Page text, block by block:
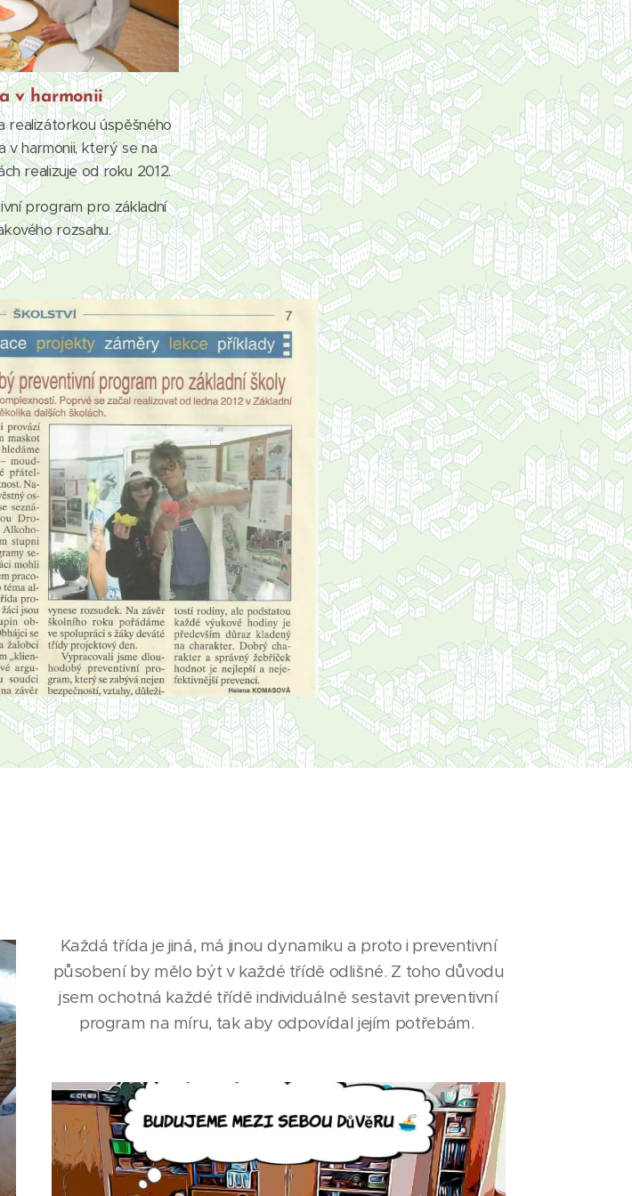
v harmonii
realizátorkou úspěšného
v harmonii, který se na
realizuje od roku 2012.
program pro základní
rozsahu.
Každá třída je jiná, má jinou dynamiku a proto i preventivní
působení by mělo být v každé třídě odlišné. Z toho důvodu
jsem ochotná každé třídě individuálně sestavit preventivní
program na míru, tak aby odpovídal jejím potřebám.